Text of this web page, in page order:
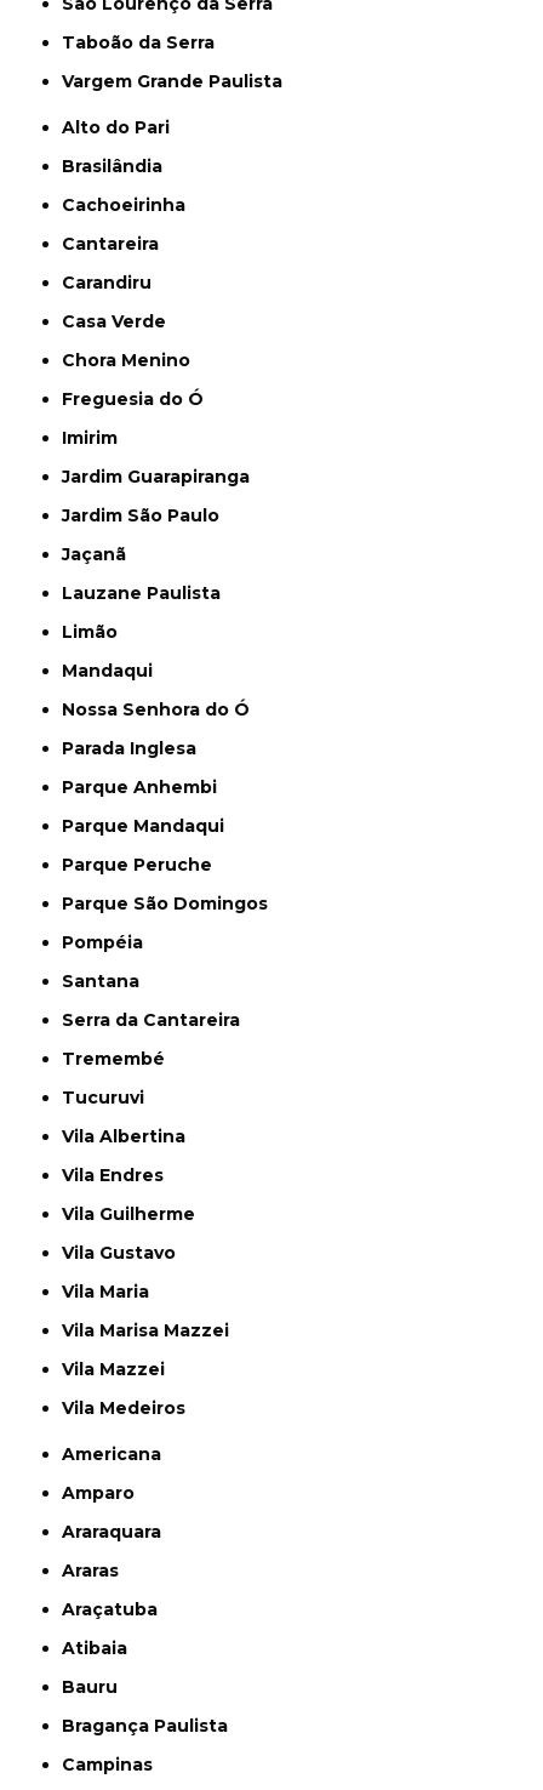
Taboão da Serra
Vargem Grande Paulista
Alto do Pari
Brasilândia
Cachoeirinha
Cantareira
Carandiru
Casa Verde
Chora Menino
Freguesia do Ó
Imirim
Jardim Guarapiranga
Jardim São Paulo
Jaçanã
Lauzane Paulista
Limão
Mandaqui
Nossa Senhora do Ó
Parada Inglesa
Parque Anhembi
Parque Mandaqui
Parque Peruche
Parque São Domingos
Pompéia
Santana
Serra da Cantareira
Tremembé
Tucuruvi
Vila Albertina
Vila Endres
Vila Guilherme
Vila Gustavo
Vila Maria
Vila Marisa Mazzei
Vila Mazzei
Vila Medeiros
Americana
Amparo
Araraquara
Araras
Araçatuba
Atibaia
Bauru
Bragança Paulista
Campinas